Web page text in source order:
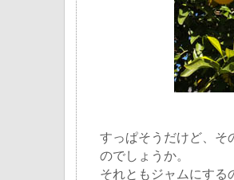
すっぱそうだけど、そ
のでしょうか。
それともジャムにする